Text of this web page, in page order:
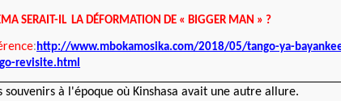
SERAIT-IL LA DÉFORMATION DE « BIGGER MAN » ?
:http://www.mbokamosika.com/2018/05/tango-ya-
revisite.html
souvenirs à l'époque où Kinshasa avait une autre allure.